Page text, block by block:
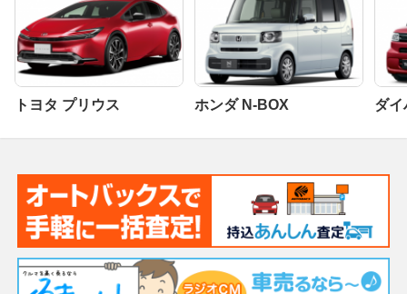
トヨタ プリウス ホンダ N-BOX ダイ